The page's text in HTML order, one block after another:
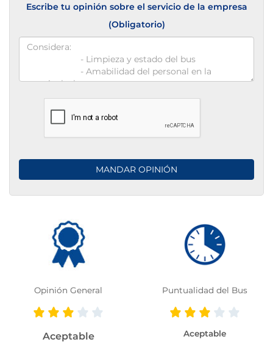
Escribe tu opinión sobre el servicio de la empresa
(Obligatorio)
Opinión General
Aceptable
Puntualidad del Bus
Aceptable